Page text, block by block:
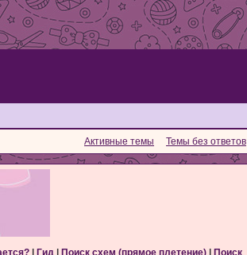
Активные темы Темы без ответов